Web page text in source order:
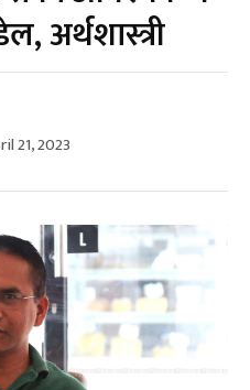
अर्थशास्त्री
21, 2023